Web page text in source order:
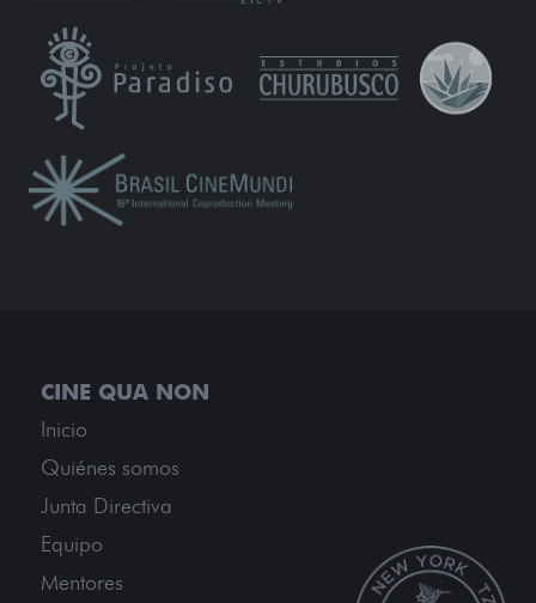
Inicio
Quiénes somos
Junta Directiva
Equipo
Mentores